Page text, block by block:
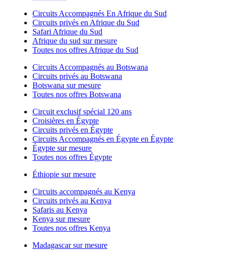
Circuits Accompagnés En Afrique du Sud
Circuits privés en Afrique du Sud
Safari Afrique du Sud
Afrique du sud sur mesure
Toutes nos offres Afrique du Sud
Circuits Accompagnés au Botswana
Circuits privés au Botswana
Botswana sur mesure
Toutes nos offres Botswana
Circuit exclusif spécial 120 ans
Croisières en Égypte
Circuits privés en Égypte
Circuits Accompagnés en Égypte en Égypte
Égypte sur mesure
Toutes nos offres Égypte
Éthiopie sur mesure
Circuits accompagnés au Kenya
Circuits privés au Kenya
Safaris au Kenya
Kenya sur mesure
Toutes nos offres Kenya
Madagascar sur mesure